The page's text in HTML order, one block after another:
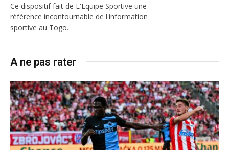
Ce dispositif fait de L'Equipe Sportive une
référence incontournable de l'information
sportive au Togo.
A ne pas rater